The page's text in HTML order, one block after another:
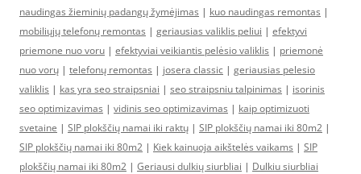
naudingas žieminių padangų žymėjimas | kuo naudingas remontas |
mobiliųjų telefonų remontas | geriausias valiklis peliui | efektyvi
priemone nuo voru | efektyviai veikiantis pelėsio valiklis | priemonė
nuo vorų | telefonų remontas | josera classic | geriausias pelesio
valiklis | kas yra seo straipsniai | seo straipsniu talpinimas | isorinis
seo optimizavimas | vidinis seo optimizavimas | kaip optimizuoti
svetaine | SIP plokščių namai iki raktų | SIP plokščių namai iki 80m2 |
SIP plokščių namai iki 80m2 | Kiek kainuoja aikštelės vaikams | SIP
plokščių namai iki 80m2 | Geriausi dulkių siurbliai | Dulkiu siurbliai